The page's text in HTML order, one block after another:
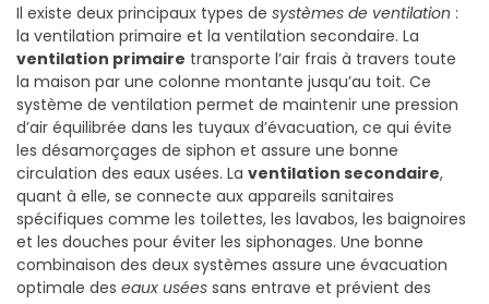
Il existe deux principaux types de systèmes de ventilation :
la ventilation primaire et la ventilation secondaire. La
ventilation primaire transporte l’air frais à travers toute
la maison par une colonne montante jusqu’au toit. Ce
système de ventilation permet de maintenir une pression
d’air équilibrée dans les tuyaux d’évacuation, ce qui évite
les désamorçages de siphon et assure une bonne
circulation des eaux usées. La ventilation secondaire,
quant à elle, se connecte aux appareils sanitaires
spécifiques comme les toilettes, les lavabos, les baignoires
et les douches pour éviter les siphonages. Une bonne
combinaison des deux systèmes assure une évacuation
optimale des eaux usées sans entrave et prévient des